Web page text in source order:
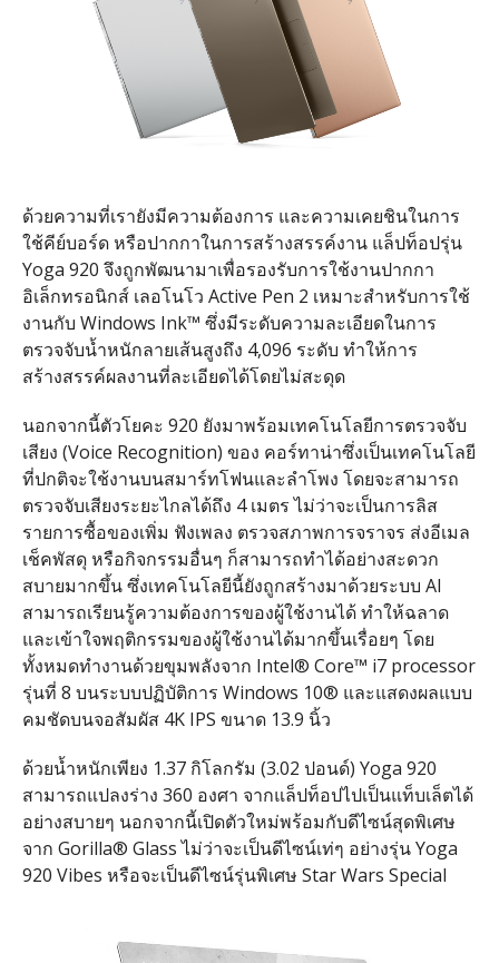
ด้วยความที่เรายังมีความต้องการ และความเคยชินในการ
ใช้คีย์บอร์ด หรือปากกาในการสร้างสรรค์งาน แล็ปท็อปรุ่น
Yoga 920 จึงถูกพัฒนามาเพื่อรองรับการใช้งานปากกา
อิเล็กทรอนิกส์ เลอโนโว Active Pen 2 เหมาะสำหรับการใช้
งานกับ Windows Ink™ ซึ่งมีระดับความละเอียดในการ
ตรวจจับน้ำหนักลายเส้นสูงถึง 4,096 ระดับ ทำให้การ
สร้างสรรค์ผลงานที่ละเอียดได้โดยไม่สะดุด
นอกจากนี้ตัวโยคะ 920 ยังมาพร้อมเทคโนโลยีการตรวจจับ
เสียง (Voice Recognition) ของ คอร์ทาน่าซึ่งเป็นเทคโนโลยี
ที่ปกติจะใช้งานบนสมาร์ทโฟนและลำโพง โดยจะสามารถ
ตรวจจับเสียงระยะไกลได้ถึง 4 เมตร ไม่ว่าจะเป็นการลิส
รายการซื้อของเพิ่ม ฟังเพลง ตรวจสภาพการจราจร ส่งอีเมล
เช็คพัสดุ หรือกิจกรรมอื่นๆ ก็สามารถทำได้อย่างสะดวก
สบายมากขึ้น ซึ่งเทคโนโลยีนี้ยังถูกสร้างมาด้วยระบบ AI
สามารถเรียนรู้ความต้องการของผู้ใช้งานได้ ทำให้ฉลาด
และเข้าใจพฤติกรรมของผู้ใช้งานได้มากขึ้นเรื่อยๆ โดย
ทั้งหมดทำงานด้วยขุมพลังจาก Intel® Core™ i7 processor
รุ่นที่ 8 บนระบบปฏิบัติการ Windows 10® และแสดงผลแบบ
คมชัดบนจอสัมผัส 4K IPS ขนาด 13.9 นิ้ว
ด้วยน้ำหนักเพียง 1.37 กิโลกรัม (3.02 ปอนด์​) Yoga 920
สามารถแปลงร่าง 360 องศา จากแล็ปท็อปไปเป็นแท็บเล็ตได้
อย่างสบายๆ นอกจากนี้เปิดตัวใหม่พร้อมกับดีไซน์สุดพิเศษ​
จาก Gorilla® Glass ไม่ว่าจะเป็นดีไซน์เท่ๆ อย่างรุ่น Yoga
920 Vibes หรือจะเป็นดีไซน์รุ่นพิเศษ Star Wars Special